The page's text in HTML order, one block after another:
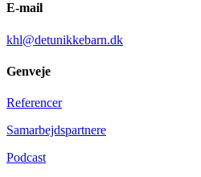
E-mail
khl@detunikkebarn.dk
Genveje
Referencer
Samarbejdspartnere
Podcast